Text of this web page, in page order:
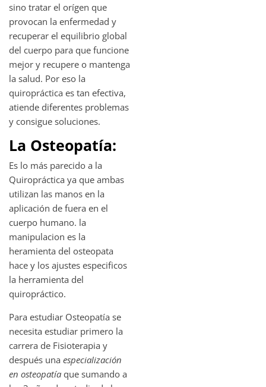
sino tratar el orígen que
provocan la enfermedad y
recuperar el equilibrio global
del cuerpo para que funcione
mejor y recupere o mantenga
la salud. Por eso la
quiropráctica es tan efectiva,
atiende diferentes problemas
y consigue soluciones.
La Osteopatía:
Es lo más parecido a la
Quiropráctica ya que ambas
utilizan las manos en la
aplicación de fuera en el
cuerpo humano. la
manipulacion es la
heramienta del osteopata
hace y los ajustes especificos
la herramienta del
quiropráctico.
Para estudiar Osteopatía se
necesita estudiar primero la
carrera de Fisioterapia y
después una especialización
en osteopatía que sumando a